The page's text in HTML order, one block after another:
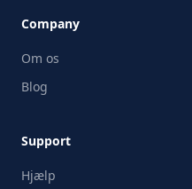
Company
Om os
Blog
Support
Hjælp